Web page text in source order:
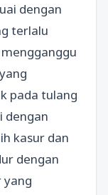
dengan
terlalu
pada tulang
dengan
kasur dan
dengan
yang